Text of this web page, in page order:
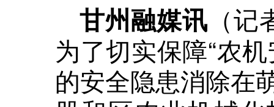
甘州融媒讯 （
为了切实保障“农
的安全隐患消除在